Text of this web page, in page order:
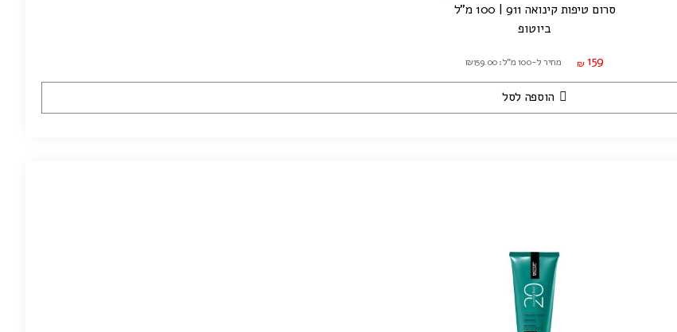
סרום טיפות קינואה 911 | 100 מ"ל
ביוטופ
₪ 159 מחיר ל-100 מ"ל: ₪159.00
הוספה לסל